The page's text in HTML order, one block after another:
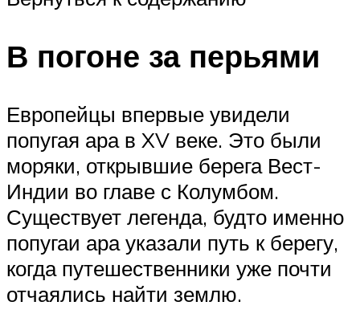
В погоне за перьями
Европейцы впервые увидели
попугая ара в XV веке. Это были
моряки, открывшие берега Вест-
Индии во главе с Колумбом.
Существует легенда, будто именно
попугаи ара указали путь к берегу,
когда путешественники уже почти
отчаялись найти землю.